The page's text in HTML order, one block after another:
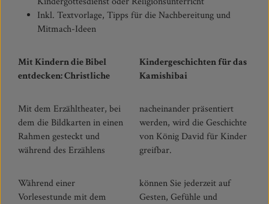
Inkl. Textvorlage, Tipps für die Nachbereitung und
Mitmach-Ideen
Mit Kindern die Bibel
entdecken: Christliche
Kindergeschichten für das
Kamishibai
Mit dem Erzähltheater, bei
dem die Bildkarten in einen
Rahmen gesteckt und
während des Erzählens
nacheinander präsentiert
werden, wird die Geschichte
von König David für Kinder
greifbar.
Während einer
Vorlesestunde mit dem
können Sie jederzeit auf
Gesten, Gefühle und